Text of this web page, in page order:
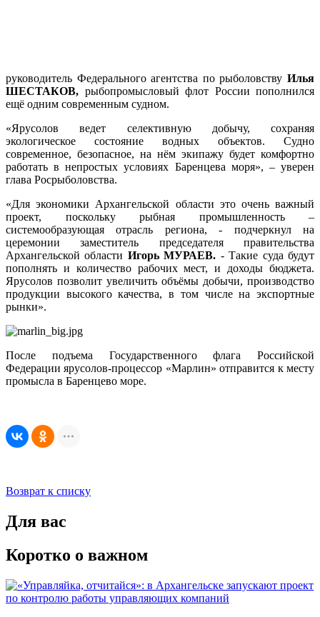
руководитель Федерального агентства по рыболовству Илья
ШЕСТАКОВ, рыбопромысловый флот России пополнился
ещё одним современным судном.
«Ярусолов ведет селективную добычу, сохраняя
экологическое состояние водных объектов. Судно
современное, безопасное, на нём экипажу будет комфортно
работать в непростых условиях Баренцева моря», – уверен
глава Росрыболовства.
«Для экономики Архангельской области это очень важный
проект, поскольку рыбная промышленность –
системообразующая отрасль региона, - подчеркнул на
церемонии заместитель председателя правительства
Архангельской области Игорь МУРАЕВ. - Такие суда будут
пополнять и количество рабочих мест, и доходы бюджета.
Ярусолов позволит увеличить объёмы добычи, производство
продукции высокого качества, в том числе на экспортные
рынки».
После подъема Государственного флага Российской
Федерации ярусолов-процессор «Марлин» отправится к месту
промысла в Баренцево море.
Возврат к списку
Для вас
Коротко о важном